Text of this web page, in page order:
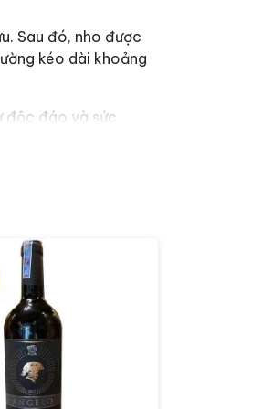
Sau đó, nho được
kéo dài khoảng
độc đáo và sức
với một lưu vị
phục vụ tốt nhất ở
để hiện diện và